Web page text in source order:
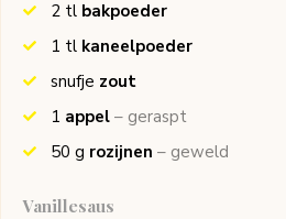
2 tl bakpoeder
1 tl kaneelpoeder
snufje zout
1 appel – geraspt
50 g rozijnen – geweld
Vanillesaus